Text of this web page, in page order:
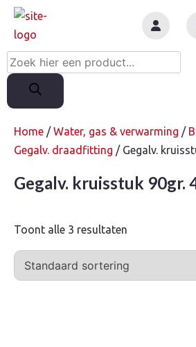
Skip
Producten
zoeken
Home /Water, gas & verwarming /
Gegalv. draadfitting / Gegalv.
Gegalv. kruisstuk 90gr.
Toont alle 3 resultaten